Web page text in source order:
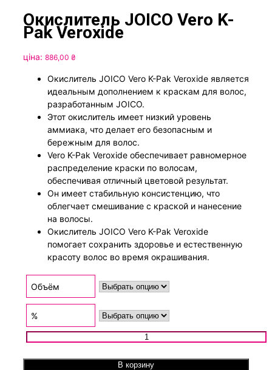
Окислитель JOICO Vero K-
Pak Veroxide
ціна: 886,00 ₴
Окислитель JOICO Vero K-Pak Veroxide является
идеальным дополнением к краскам для волос,
разработанным JOICO.
Этот окислитель имеет низкий уровень
аммиака, что делает его безопасным и
бережным для волос.
Vero K-Pak Veroxide обеспечивает равномерное
распределение краски по волосам,
обеспечивая отличный цветовой результат.
Он имеет стабильную консистенцию, что
облегчает смешивание с краской и нанесение
на волосы.
Окислитель JOICO Vero K-Pak Veroxide
помогает сохранить здоровье и естественную
красоту волос во время окрашивания.
Объём
%
Количество товара Окислитель JOICO Vero K-Pak Veroxide
В корзину